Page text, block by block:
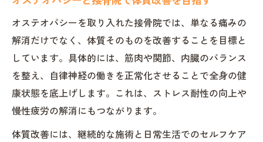
オステオパシーを取り入れた接骨院では、単なる痛みの
解消だけでなく、体質そのものを改善することを目標と
しています。具体的には、筋肉や関節、内臓のバランス
を整え、自律神経の働きを正常化させることで全身の健
康状態を底上げします。これは、ストレス耐性の向上や
慢性疲労の解消にもつながります。
体質改善には、継続的な施術と日常生活でのセルフケア